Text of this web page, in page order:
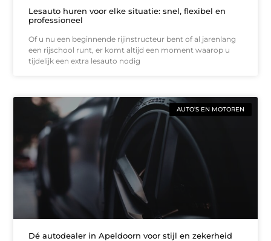
Lesauto huren voor elke situatie: snel, flexibel en
professioneel
Of u nu een beginnende rijinstructeur bent of al jarenlang
een rijschool runt, er komt altijd een moment waarop u
tijdelijk een extra lesauto nodig
AUTO’S EN MOTOREN
Dé autodealer in Apeldoorn voor stijl en zekerheid